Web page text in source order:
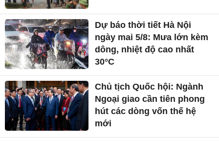
Dự báo thời tiết Hà Nội
ngày mai 5/8: Mưa lớn kèm
dông, nhiệt độ cao nhất
30°C
Chủ tịch Quốc hội: Ngành
Ngoại giao cần tiên phong
hút các dòng vốn thế hệ
mới